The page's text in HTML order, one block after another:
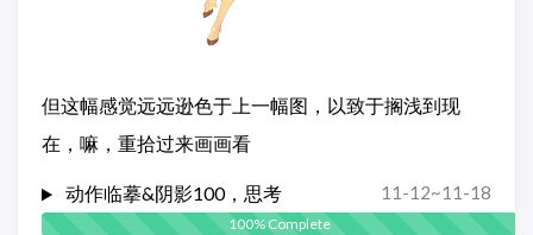
但这幅感觉远远逊色于上一幅图，以致于搁浅到现
在，嘛，重拾过来画画看
11-12~11-18
动作临摹&阴影100，思考
100% Complete